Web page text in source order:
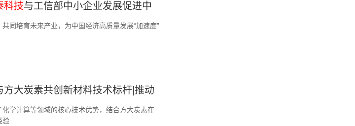
科技与工信部中小企业发展促进中
同培育未来产业，为中国经济高质量发展“加速度”
方大炭素共创新材料技术标杆|推动
学计算等领域的核心技术优势，结合方大炭素在
验